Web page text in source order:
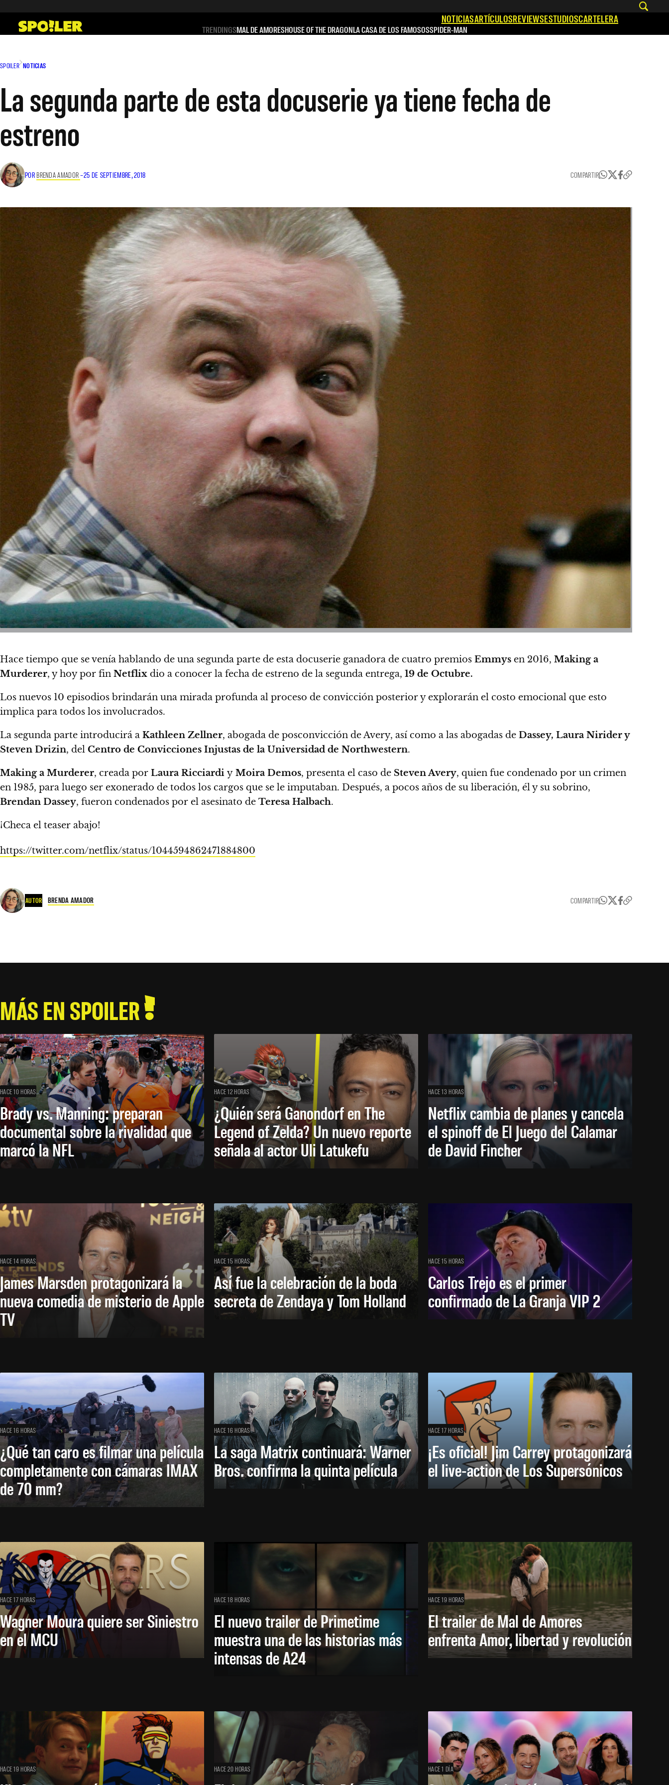
contenido
NOTICIASARTÍCULOSREVIEWSESTUDIOSCARTELERA
TRENDINGSMAL DE AMORESHOUSE OF THE DRAGONLA CASA DE LOS FAMOSOSSPIDER-MAN
SPOILER NOTICIAS
La segunda parte de esta docuserie ya tiene fecha de
estreno
POR BRENDA AMADOR–25 DE SEPTIEMBRE, 2018 COMPARTIR
Hace tiempo que se venía hablando de una segunda parte de esta docuserie ganadora de cuatro premios Emmys en 2016, Making a
Murderer, yhoy por fin Netflix dio a conocer la fecha de estreno de la segunda entrega, 19 de Octubre.
Los nuevos 10 episodios brindarán una mirada profunda al proceso de convicción posterior y explorarán el costo emocional que esto
implica para todos los involucrados.
La segunda parte introducirá a Kathleen Zellner, abogada de posconvicción de Avery, así como a las abogadas de Dassey, Laura Nirider y
Steven Drizin, del Centro de Convicciones Injustas de la Universidad de Northwestern.
Making a Murderer, creada por Laura Ricciardi y Moira Demos, presenta el caso de Steven Avery, quien fue condenado por un crimen
en 1985, para luego ser exonerado de todos los cargos que se le imputaban. Después, a pocos años de su liberación, él y su sobrino,
Brendan Dassey, fueron condenados por el asesinato de Teresa Halbach.
¡Checa el teaser abajo!
https://twitter.com/netflix/status/1044594862471884800
AUTOR BRENDA AMADOR COMPARTIR
MÁS EN SPOILER
HACE 10 HORAS
Brady vs. Manning: preparan
documental sobre la rivalidad que
marcó la NFL
HACE 12 HORAS
¿Quién será Ganondorf en The
Legend of Zelda? Un nuevo reporte
señala al actor Uli Latukefu
HACE 13 HORAS
Netflix cambia de planes y cancela
el spinoff de El Juego del Calamar
de David Fincher
HACE 14 HORAS
James Marsden protagonizará la
nueva comedia de misterio de Apple
TV
HACE 15 HORAS
Así fue la celebración de la boda
secreta de Zendaya y Tom Holland
HACE 15 HORAS
Carlos Trejo es el primer
confirmado de La Granja VIP 2
HACE 16 HORAS
¿Qué tan caro es filmar una película
completamente con cámaras IMAX
de 70 mm?
HACE 16 HORAS
La saga Matrix continuará: Warner
Bros. confirma la quinta película
HACE 17 HORAS
¡Es oficial! Jim Carrey protagonizará
el live-action de Los Supersónicos
HACE 17 HORAS
Wagner Moura quiere ser Siniestro
en el MCU
HACE 18 HORAS
El nuevo trailer de Primetime
muestra una de las historias más
intensas de A24
HACE 19 HORAS
El trailer de Mal de Amores
enfrenta Amor, libertad y revolución
HACE 19 HORAS HACE 20 HORAS HACE 1 DÍA